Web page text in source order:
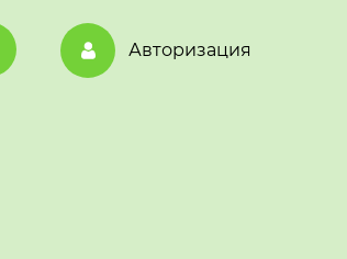
Авторизация